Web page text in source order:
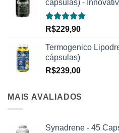
cápsulas) -
Avaliação
R$229,90
Termogenico
cápsulas)
R$239,00
MAIS AVALIADOS
Synadrene - 45